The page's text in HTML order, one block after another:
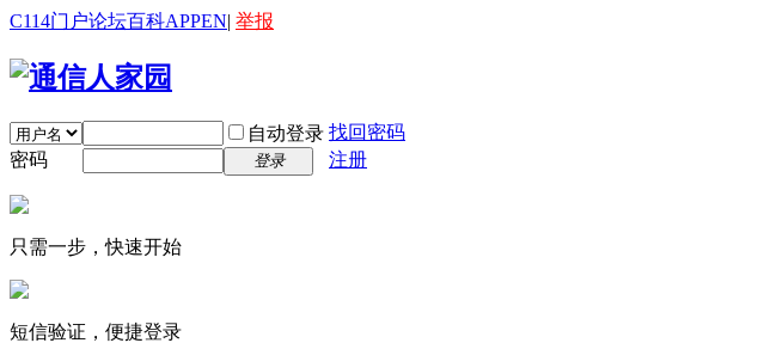
C114门户论坛百科APPEN| 举报
自动登录 找回密码
密码
登录 注册
只需一步，快速开始
短信验证，便捷登录